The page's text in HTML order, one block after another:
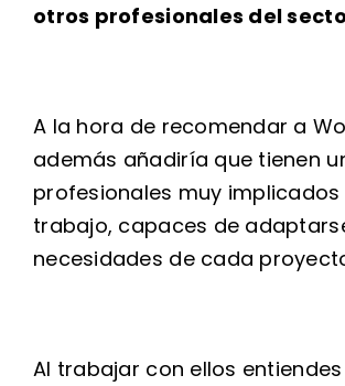
otros profesionales del
A la hora de recomendar a
además añadiría que tienen
profesionales muy implicados
trabajo, capaces de
necesidades de cada
Al trabajar con ellos